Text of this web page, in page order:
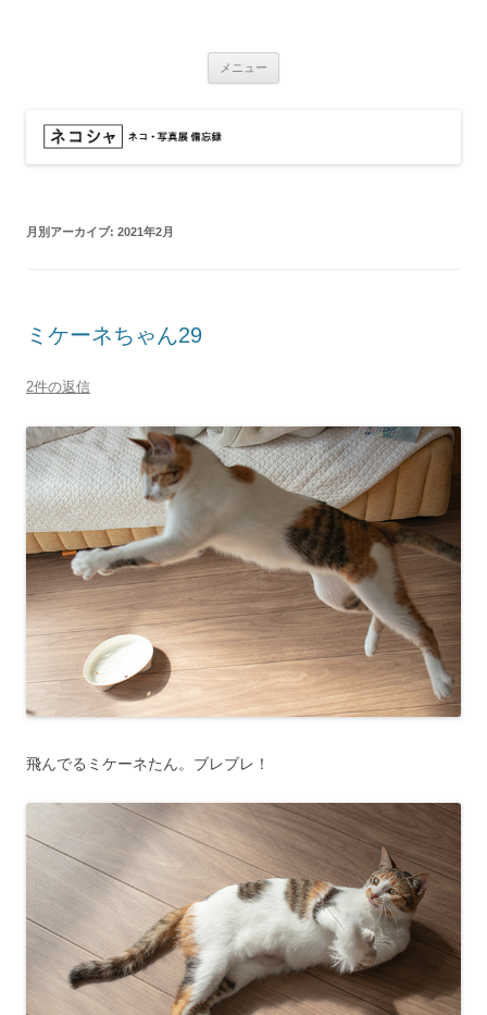
メニュー
月別アーカイブ: 2021年2月
ミケーネちゃん29
2件の返信
飛んでるミケーネたん。ブレブレ！